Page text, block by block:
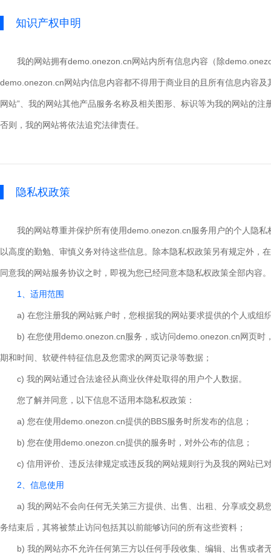
知识产权申明
我的网站拥有demo.onezon.cn网站内所有信息内容（除
demo.onezon.cn网站内信息内容都不得用于商业目的且所有信息内容
网站”、我的网站其他产品服务名称及相关图形、标识等为我的网站的
否则，我的网站将依法追究法律责任。
隐私权政策
我的网站尊重并保护所有使用demo.onezon.cn服务用户的个人隐
以高度的勤勉、审慎义务对待这些信息。除本隐私权政策另有规定外
同意我的网站服务协议之时，即视为您已经同意本隐私权政策全部内容
1、适用范围
a) 在您注册我的网站账户时，您根据我的网站要求提供的个人或组
b) 在您使用demo.onezon.cn服务，或访问demo.onezon.cn网页
期和时间、软硬件特征信息及您需求的网页记录等数据；
c) 我的网站通过合法途径从商业伙伴处取得的用户个人数据。
您了解并同意，以下信息不适用本隐私权政策：
a) 您在使用demo.onezon.cn提供的BBS服务时所发布的信息；
b) 您在使用demo.onezon.cn提供的服务时，对外公布的信息；
c) 信用评价、违反法律规定或违反我的网站规则行为及我的网站已
2、信息使用
a) 我的网站不会向任何无关第三方提供、出售、出租、分享或交
务结束后，其将被禁止访问包括其以前能够访问的所有这些资料；
b) 我的网站亦不允许任何第三方以任何手段收集、编辑、出售或